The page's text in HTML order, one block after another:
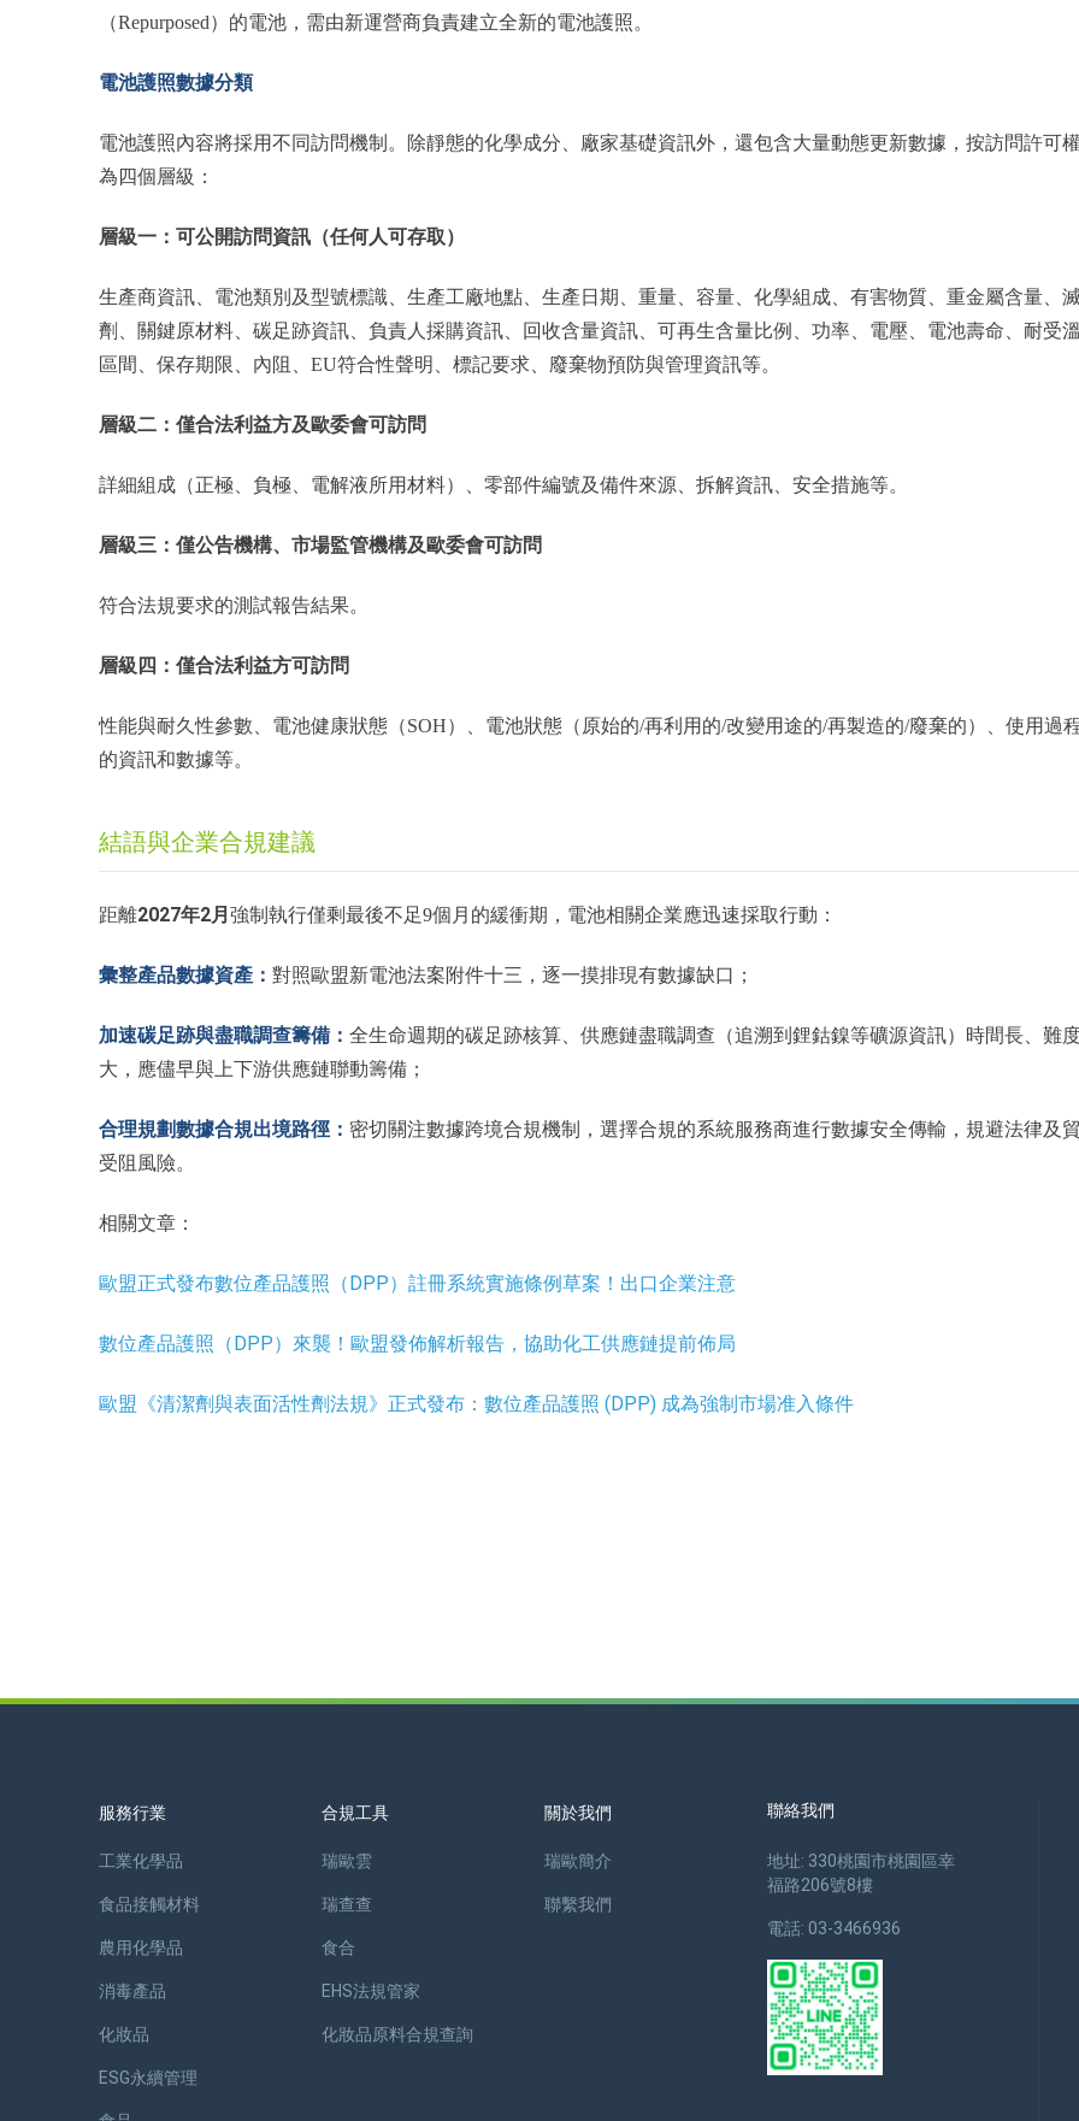
（Repurposed）的電池，需由新運營商負責建立全新的電池護照。
電池護照數據分類
電池護照內容將採用不同訪問機制。除靜態的化學成分、廠家基礎資訊外，還包含大量動態更新數據，按訪問許可
為四個層級：
層級一：可公開訪問資訊（任何人可存取）
生產商資訊、電池類別及型號標識、生產工廠地點、生產日期、重量、容量、化學組成、有害物質、重金屬含量、
劑、關鍵原材料、碳足跡資訊、負責人採購資訊、回收含量資訊、可再生含量比例、功率、電壓、電池壽命、耐受
區間、保存期限、內阻、EU符合性聲明、標記要求、廢棄物預防與管理資訊等。
層級二：僅合法利益方及歐委會可訪問
詳細組成（正極、負極、電解液所用材料）、零部件編號及備件來源、拆解資訊、安全措施等。
層級三：僅公告機構、市場監管機構及歐委會可訪問
符合法規要求的測試報告結果。
層級四：僅合法利益方可訪問
性能與耐久性參數、電池健康狀態（SOH）、電池狀態（原始的/再利用的/改變用途的/再製造的/廢棄的）、使用過
的資訊和數據等。
結語與企業合規建議
距離2027年2月 強制執行僅剩最後不足9個月的緩衝期，電池相關企業應迅速採取行動：
彙整產品數據資產： 對照歐盟新電池法案附件十三，逐一摸排現有數據缺口；
加速碳足跡與盡職調查籌備 ： 全生命週期的碳足跡核算、供應鏈盡職調查（追溯到鋰鈷鎳等礦源資訊）時間長、難
大，應儘早與上下游供應鏈聯動籌備；
合理規劃數據合規出境路徑： 密切關注數據跨境合規機制，選擇合規的系統服務商進行數據安全傳輸，規避法律及
受阻風險。
相關文章：
歐盟正式發布數位產品護照（DPP）註冊系統實施條例草案！出口企業注意
數位產品護照（DPP）來襲！歐盟發佈解析報告，協助化工供應鏈提前佈局
歐盟《清潔劑與表面活性劑法規》正式發布：數位產品護照 (DPP) 成為強制市場准入條件
服務行業
工業化學品
食品接觸材料
農用化學品
消毒產品
化妝品
ESG永續管理
合規工具
瑞歐雲
瑞查查
食合
EHS法規管家
化妝品原料合規查詢
關於我們
瑞歐簡介
聯繫我們
聯絡我們
地址: 330桃園市桃園區幸
福路206號8樓
電話: 03-3466936